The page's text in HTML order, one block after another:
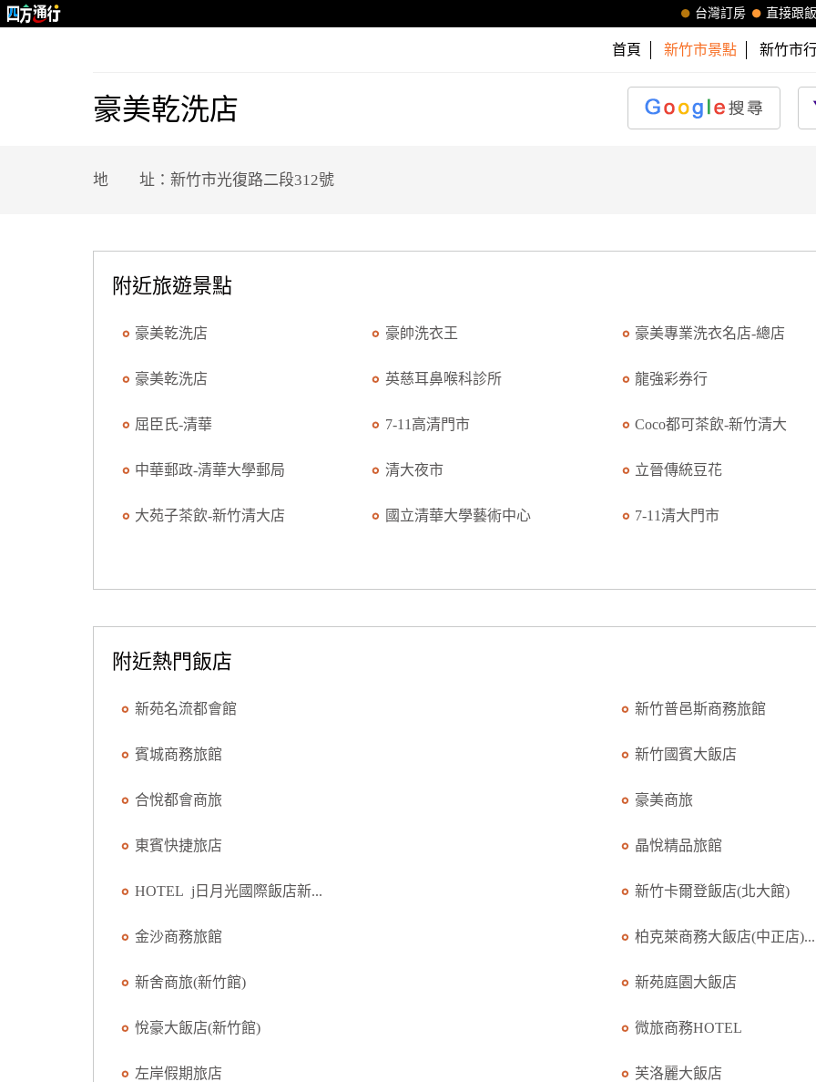
直接跟
台灣訂房
首頁 新竹市景點 新竹市
豪美乾洗店
地 址：新竹市光復路二段312號
附近旅遊景點
豪美乾洗店 豪帥洗衣王 豪美專業洗衣名店-總店
豪美乾洗店 英慈耳鼻喉科診所 龍強彩券行
屈臣氏-清華 7-11高清門市 Coco都可茶飲-新竹清大
中華郵政-清華大學郵局 清大夜市 立晉傳統豆花
大苑子茶飲-新竹清大店 國立清華大學藝術中心 7-11清大門市
附近熱門飯店
新苑名流都會館 新竹普邑斯商務旅館
賓城商務旅館 新竹國賓大飯店
合悅都會商旅 豪美商旅
東賓快捷旅店 晶悅精品旅館
HOTEL j日月光國際飯店新... 新竹卡爾登飯店(北大館)
金沙商務旅館 柏克萊商務大飯店(中正店)...
新舍商旅(新竹館) 新苑庭園大飯店
悅豪大飯店(新竹館) 微旅商務HOTEL
左岸假期旅店 芙洛麗大飯店